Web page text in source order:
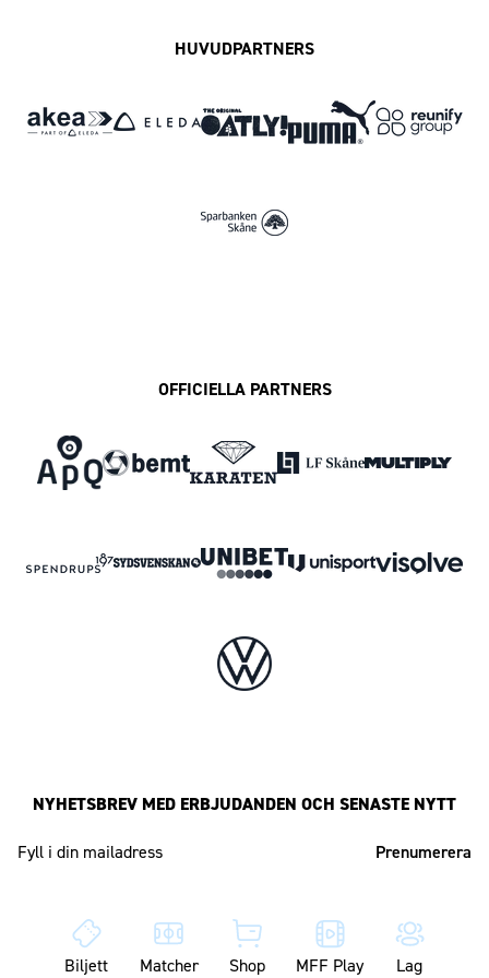
HUVUDPARTNERS
OFFICIELLA PARTNERS
NYHETSBREV MED ERBJUDANDEN OCH SENASTE NYTT
Biljett Matcher Shop MFF Play Lag